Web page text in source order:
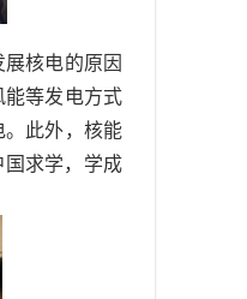
核电的原因
等发电方式
此外，核能
国求学，学成